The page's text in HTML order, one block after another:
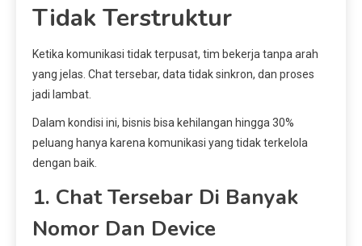
Tidak Terstruktur
Ketika komunikasi tidak terpusat, tim bekerja tanpa arah
yang jelas. Chat tersebar, data tidak sinkron, dan proses
jadi lambat.
Dalam kondisi ini, bisnis bisa kehilangan hingga 30%
peluang hanya karena komunikasi yang tidak terkelola
dengan baik.
1. Chat Tersebar Di Banyak
Nomor Dan Device